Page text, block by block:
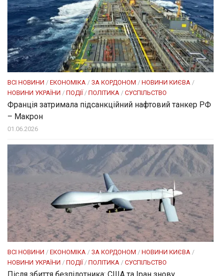
ВСІ НОВИНИ / ЕКОНОМІКА / ЗА КОРДОНОМ / НОВИНИ КИЄВА /
НОВИНИ УКРАЇНИ / ПОДІЇ / ПОЛІТИКА / СУСПІЛЬСТВО
Франція затримала підсанкційний нафтовий танкер РФ
– Макрон
01.06.2026
ВСІ НОВИНИ / ЕКОНОМІКА / ЗА КОРДОНОМ / НОВИНИ КИЄВА /
НОВИНИ УКРАЇНИ / ПОДІЇ/ ПОЛІТИКА / СУСПІЛЬСТВО